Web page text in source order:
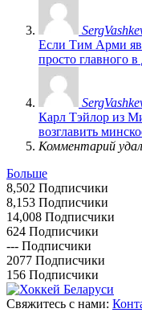
Если Тим Арми
просто главного
Карл Тэйлор из
возглавить
Комментарий
Больше
8,502 Подписчики
8,153 Подписчики
14,008 Подписчики
624 Подписчики
--- Подписчики
2077 Подписчики
156 Подписчики
Свяжитесь с нами: